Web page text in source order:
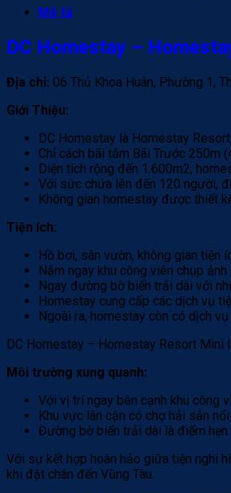
Mô tả
DC Homestay –
Địa chỉ: 06 Thủ Khoa Huân, Phường 1,
Giới Thiệu:
DC Homestay là Homestay
Chỉ cách bãi tắm Bãi Trước 250m
Diện tích rộng đến 1.600m2,
Với sức chứa lên đến 120 người,
Không gian homestay được thiết
Tiện ích:
Hồ bơi, sân vườn, không gian tiện
Nằm ngay khu công viên chụp
Ngay đường bờ biển trải dài với
Homestay cung cấp các dịch vụ
Ngoài ra, homestay còn có dịch
DC Homestay – Homestay Resort Mini
Môi trường xung quanh:
Với vị trí ngay bên cạnh khu công
Khu vực lân cận có chợ hải sản
Đường bờ biển trải dài là điểm
Với sự kết hợp hoàn hảo giữa tiện nghi
khi đặt chân đến Vũng Tàu.